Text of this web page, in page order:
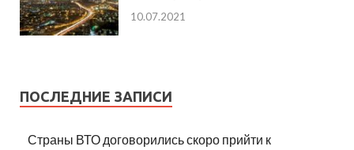
10.07.2021
ПОСЛЕДНИЕ ЗАПИСИ
Страны ВТО договорились скоро прийти к